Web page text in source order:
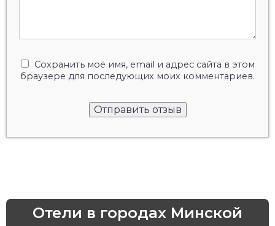
Сохранить моё имя, email и адрес сайта в этом
браузере для последующих моих комментариев.
Отели в городах Минской